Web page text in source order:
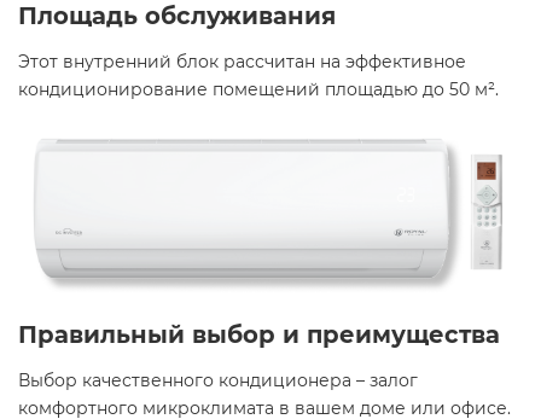
Площадь обслуживания
Этот внутренний блок рассчитан на эффективное
кондиционирование помещений площадью до 50 м².
Правильный выбор и преимущества
Выбор качественного кондиционера – залог
комфортного микроклимата в вашем доме или офисе.